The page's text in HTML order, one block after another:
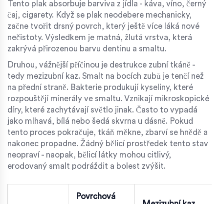
Tento plak absorbuje barviva z jídla - káva, víno, černý
čaj, cigarety. Když se plak neodebere mechanicky,
začne tvořit drsný povrch, který ještě více láká nové
nečistoty. Výsledkem je matná, žlutá vrstva, která
zakrývá přirozenou barvu dentinu a smaltu.
Druhou, vážnější příčinou je destrukce zubní tkáně -
tedy mezizubní kaz. Smalt na bocích zubů je tenčí než
na přední straně. Bakterie produkují kyseliny, které
rozpouštějí minerály ve smaltu. Vznikají mikroskopické
díry, které zachytávají světlo jinak. Často to vypadá
jako mlhavá, bílá nebo šedá skvrna u dásně. Pokud
tento proces pokračuje, tkáň měkne, zbarví se hnědě a
nakonec propadne. Žádný bělicí prostředek tento stav
neopraví - naopak, bělicí látky mohou citlivý,
erodovaný smalt podráždit a bolest zvýšit.
Povrchová